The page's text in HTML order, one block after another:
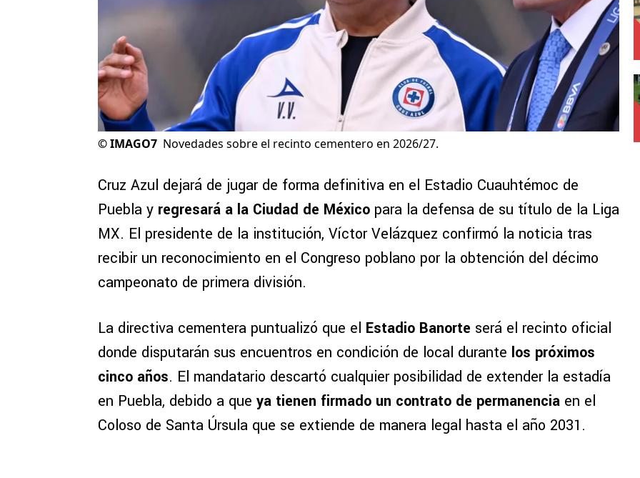
©IMAGO7 Novedades sobre el recinto cementero en 2026/27.
Cruz Azul dejará de jugar de forma definitiva en el Estadio Cuauhtémoc de
Puebla y regresará a la Ciudad de México para la defensa de su título de la Liga
MX. El presidente de la institución, Víctor Velázquez confirmó la noticia tras
recibir un reconocimiento en el Congreso poblano por la obtención del décimo
campeonato de primera división.
La directiva cementera puntualizó que el Estadio Banorte será el recinto oficial
donde disputarán sus encuentros en condición de local durante los próximos
cinco años. El mandatario descartó cualquier posibilidad de extender la estadía
en Puebla, debido a que ya tienen firmado un contrato de permanencia en el
Coloso de Santa Úrsula que se extiende de manera legal hasta el año 2031.